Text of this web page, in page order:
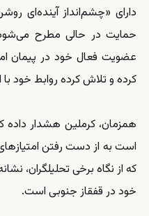
دارای «چشم‌انداز آینده‌ای
حمایت در حالی مطرح
عضویت فعال خود در پیمان
کرده و تلاش کرده روابط خود
همزمان، کرملین هشدار
است به از دست رفتن
که از نگاه برخی تحلیلگران،
خود در قفقاز جنوبی است.